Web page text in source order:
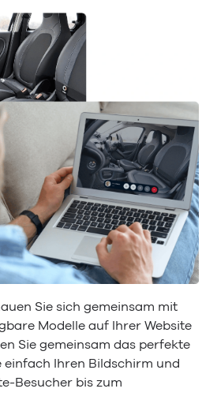
Sie sich gemeinsam mit
Modelle auf Ihrer Website
Sie gemeinsam das perfekte
einfach Ihren Bildschirm und
Besucher bis zum